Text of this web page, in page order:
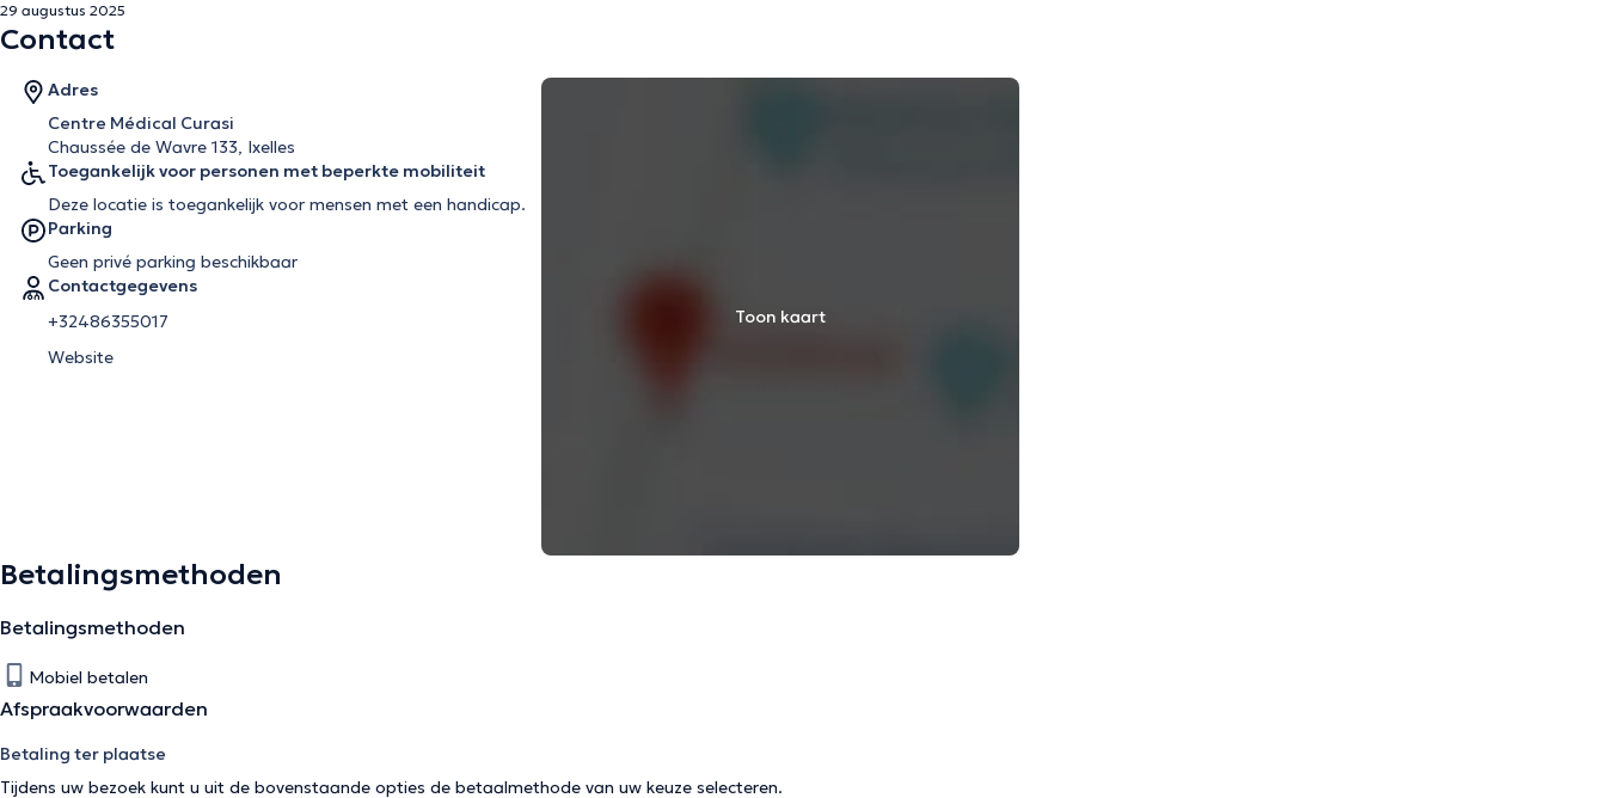
29 augustus 2025
Contact
Adres
Centre Médical Curasi
Chaussée de Wavre 133, Ixelles
Toegankelijk voor personen met beperkte mobiliteit
Deze locatie is toegankelijk voor mensen met een handicap.
Parking
Geen privé parking beschikbaar
Contactgegevens
+32486355017
Website
Toon kaart
Betalingsmethoden
Betalingsmethoden
Mobiel betalen
Afspraakvoorwaarden
Betaling ter plaatse
Tijdens uw bezoek kunt u uit de bovenstaande opties de betaalmethode van uw keuze selecteren.